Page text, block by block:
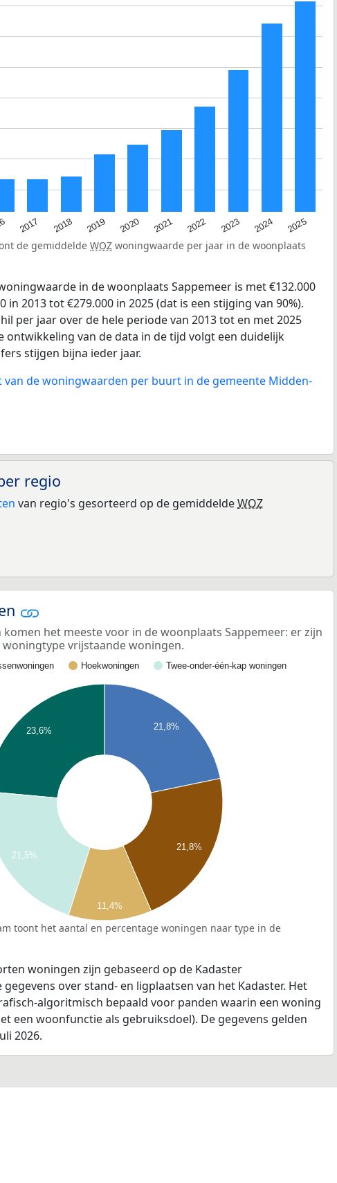
2017 2018 2019 2020 2021 2022 2023 2024 2025
de gemiddelde WOZ woningwaarde per jaar in de woonplaats
in de woonplaats Sappemeer is met €132.000
in 2013 tot €279.000 in 2025 (dat is een stijging van 90%).
per jaar over de hele periode van 2013 tot en met 2025
ontwikkeling van de data in de tijd volgt een duidelijk
stijgen bijna ieder jaar.
van de woningwaarden per buurt in de gemeente Midden-
regio
van regio's gesorteerd op de gemiddeldeWOZ
het meeste voor in de woonplaats Sappemeer: er zijn
vrijstaande woningen.
Hoekwoningen
Twee-onder-één-kap woningen
21,8%
21,8%
23,6%
21,5%
11,4%
toont het aantal en percentage woningen naar type in de
woningen zijn gebaseerd op de Kadaster
over stand- en ligplaatsen van het Kadaster. Het
algoritmisch bepaald voor panden waarin een woning
een woonfunctie als gebruiksdoel). De gegevens gelden
2026.